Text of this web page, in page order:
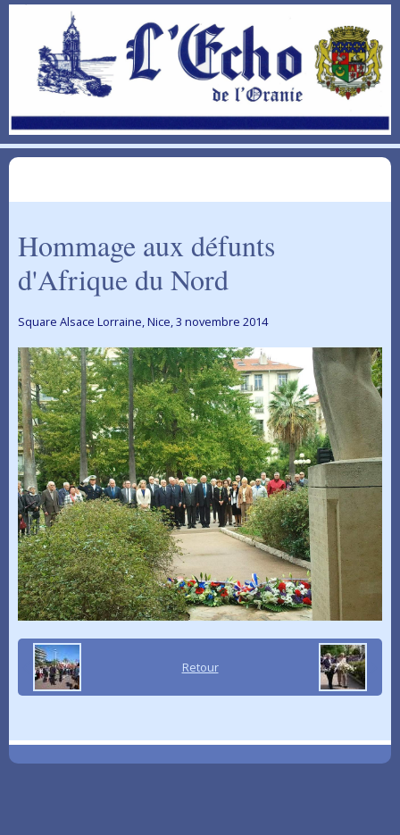
Hommage aux défunts
d'Afrique du Nord
Square Alsace Lorraine, Nice, 3 novembre 2014
Retour